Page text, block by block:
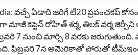
వచ్చే ఏడాది జరిగే టీ20 ప్రపంచకప్‌
మాజీ కెప్టెన్‌ రోహిత్‌ శర్మ, తిలక్‌ వర్మ
7 నుంచి మార్చి 8 వరకు
ఫిబ్రవరి 7న అమెరికాతో పోరుతో